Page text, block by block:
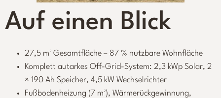
Auf einen Blick
27,5 m² Gesamtfläche – 87 % nutzbare Wohnfläche
Komplett autarkes Off-Grid-System: 2,3 kWp Solar, 2
× 190 Ah Speicher, 4,5 kW Wechselrichter
Fußbodenheizung (7 m²), Wärmerückgewinnung,